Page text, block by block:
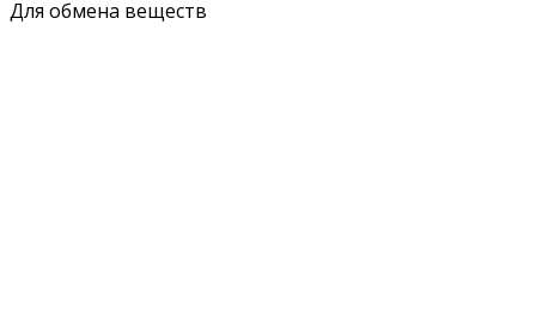
Для обмена веществ